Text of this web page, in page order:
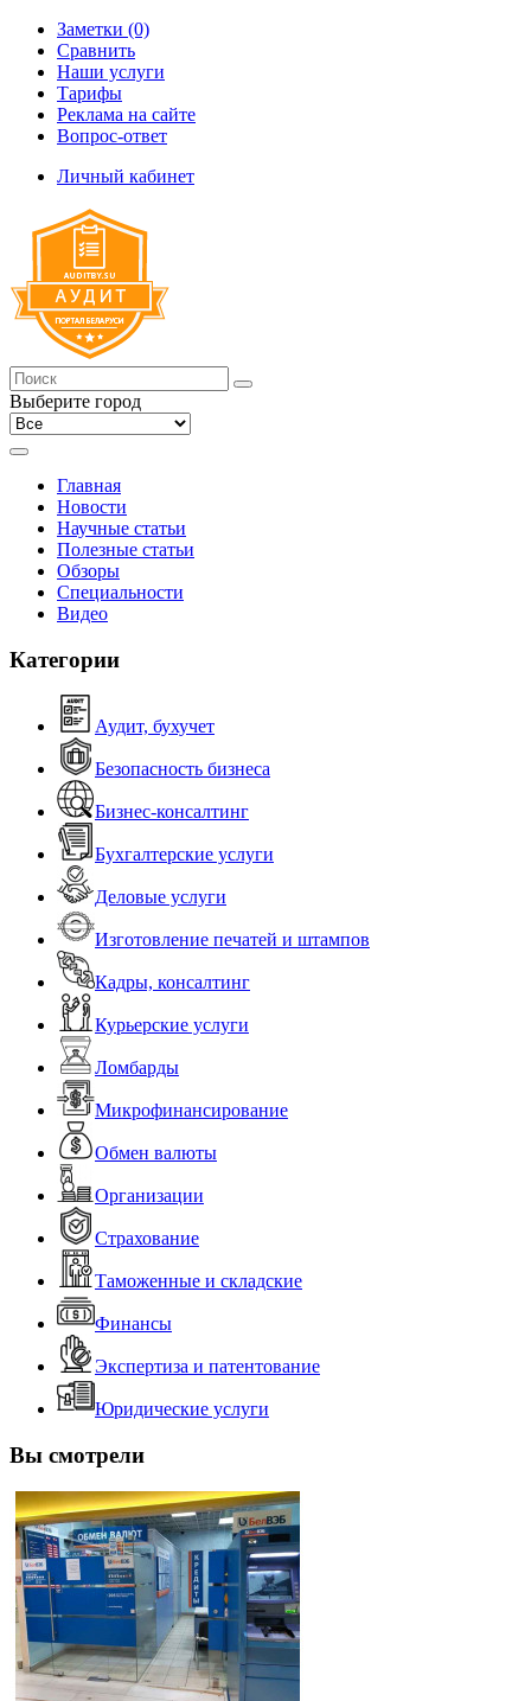
Заметки (0)
Сравнить
Наши услуги
Тарифы
Реклама на сайте
Вопрос-ответ
Личный кабинет
Выберите город
Главная
Новости
Научные статьи
Полезные статьи
Обзоры
Специальности
Видео
Категории
Аудит, бухучет
Безопасность бизнеса
Бизнес-консалтинг
Бухгалтерские услуги
Деловые услуги
Изготовление печатей и штампов
Кадры, консалтинг
Курьерские услуги
Ломбарды
Микрофинансирование
Обмен валюты
Организации
Страхование
Таможенные и складские
Финансы
Экспертиза и патентование
Юридические услуги
Вы смотрели